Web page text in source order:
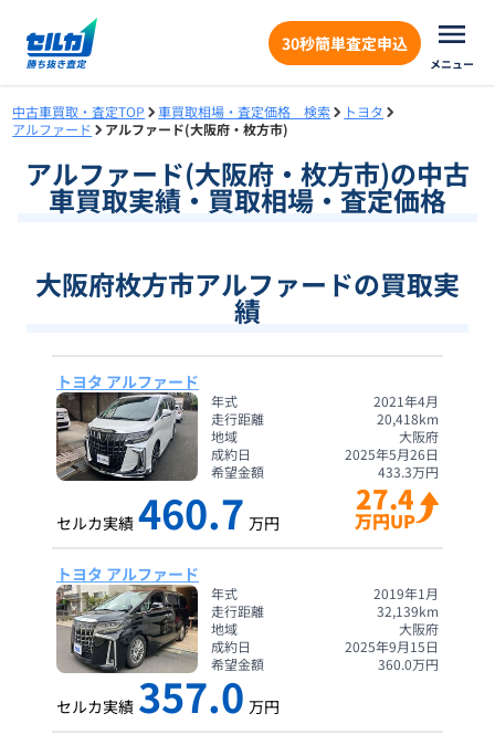
30秒簡単査定申込
メニュー
中古車買取・査定TOP 車買取相場・査定価格 検索
トヨタ
アルファード
アルファード(大阪府・枚方市)
アルファード(大阪府 ・ 枚方市)の中古
車買取実績・買取相場・査定価格
大阪府枚方市アルファードの買取実
績
トヨタ アルファード
年式
2021年4月
走行距離
20,418km
地域
大阪府
成約日
2025年5月26日
希望金額
433.3万円
セルカ実績 460.7 万円
27.4
万円UP
トヨタ アルファード
年式
2019年1月
走行距離
32,139km
地域
大阪府
成約日
2025年9月15日
希望金額
360.0万円
セルカ実績 357.0 万円